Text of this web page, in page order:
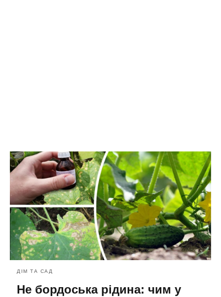
ДІМ ТА САД
Не бордоська рідина: чим у